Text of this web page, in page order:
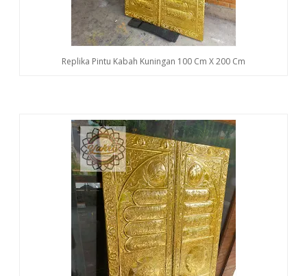
Replika Pintu Kabah Kuningan 100 Cm X 200 Cm